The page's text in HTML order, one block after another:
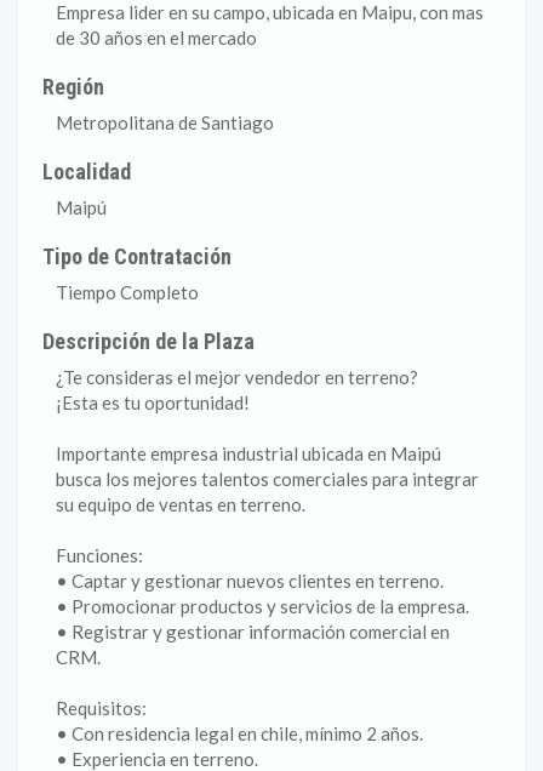
Empresa lider en su campo, ubicada en Maipu, con mas
de 30 años en el mercado
Región
Metropolitana de Santiago
Localidad
Maipú
Tipo de Contratación
Tiempo Completo
Descripción de la Plaza
¿Te consideras el mejor vendedor en terreno?
¡Esta es tu oportunidad!
Importante empresa industrial ubicada en Maipú
busca los mejores talentos comerciales para integrar
su equipo de ventas en terreno.
Funciones:
• Captar y gestionar nuevos clientes en terreno.
• Promocionar productos y servicios de la empresa.
• Registrar y gestionar información comercial en
CRM.
Requisitos:
• Con residencia legal en chile, mínimo 2 años.
• Experiencia en terreno.